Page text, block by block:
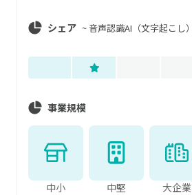
シェア ~ 音声認識AI（文字起こし）
事業規模
中小 中堅 大企業